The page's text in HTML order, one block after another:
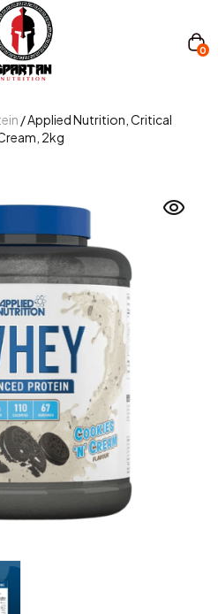
0
/ Applied Nutrition, Critical
2kg